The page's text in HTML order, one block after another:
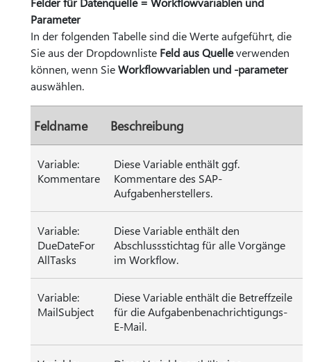
Parameter
In der folgenden Tabelle sind die Werte aufgeführt, die
Sie aus der Dropdownliste Feld aus Quelleverwenden
können, wenn SieWorkflowvariablen und -parameter
auswählen.
Feldname Beschreibung
Variable:
Kommentare
Diese Variable enthält ggf.
Kommentare des SAP-
Aufgabenherstellers.
Variable:
DueDateFor
AllTasks
Diese Variable enthält den
Abschlussstichtag für alle Vorgänge
im Workflow.
Variable:
MailSubject
Diese Variable enthält die Betreffzeile
für die Aufgabenbenachrichtigungs-
E-Mail.